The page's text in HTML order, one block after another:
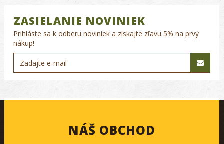
ZASIELANIE NOVINIEK
Prihláste sa k odberu noviniek a získajte zľavu 5% na prvý
nákup!
NÁŠ OBCHOD